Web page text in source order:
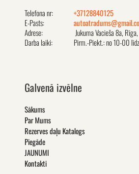
Telefona nr:
+37128840125
E-Pasts:
Adrese:
Jukuma Vacieša 8a,
Darba laiki:
Pirm.-Piekt.: no 10-00
Galvenā izvēlne
Sākums
Par Mums
Rezerves daļu Katalogs
Piegāde
JAUNUMI
Kontakti